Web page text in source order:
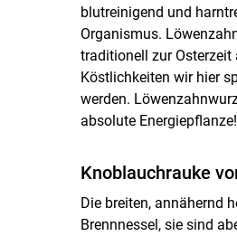
blutreinigend und
Organismus.
traditionell zur Osterzeit
Köstlichkeiten wir hier
werden.
absolute Energiepflanze!
Knoblauchrauke
Die breiten, annähernd
Brennnessel, sie sind